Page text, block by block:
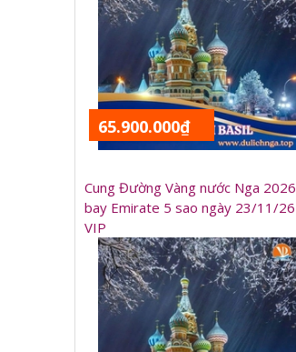
65.900.000₫
Cung Đường Vàng nước Nga 2026
bay Emirate 5 sao ngày 23/11/26
VIP